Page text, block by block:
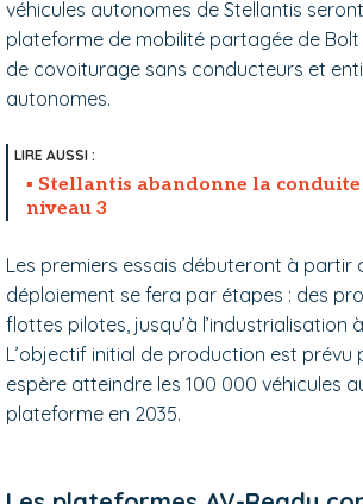
véhicules autonomes de Stellantis
plateforme de mobilité partagée de
de covoiturage sans conducteurs et
autonomes.
Stellantis abandonne la conduite
niveau 3
Les premiers essais débuteront à partir
déploiement se fera par étapes : des
flottes pilotes, jusqu’à l’industrialisation
L’objectif initial de production est prévu
espère atteindre les 100 000 véhicules
plateforme en 2035.